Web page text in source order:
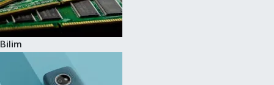
Bilim